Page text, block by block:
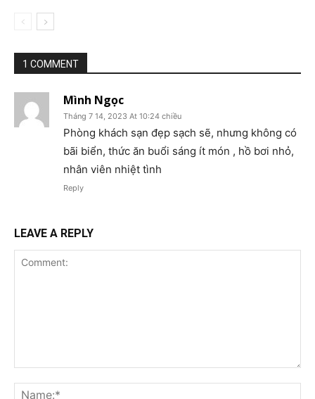
1 COMMENT
Mình Ngọc
Tháng 7 14, 2023 At 10:24 chiều
Phòng khách sạn đẹp sạch sẽ, nhưng không có
bãi biển, thức ăn buổi sáng ít món , hồ bơi nhỏ,
nhân viên nhiệt tình
Reply
LEAVE A REPLY